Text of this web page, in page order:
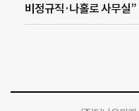
비정규직·나홀로 사무실”